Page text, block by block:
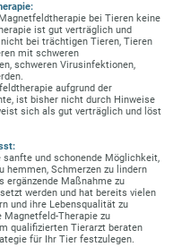
bei Tieren keine
ist gut verträglich und
bei trächtigen Tieren, Tieren
mit schweren
schweren Virusinfektionen,
aufgrund der
ist bisher nicht durch Hinweise
sich als gut verträglich und löst
und schonende Möglichkeit,
hemmen, Schmerzen zu lindern
ergänzende Maßnahme zu
werden und hat bereits vielen
und ihre Lebensqualität zu
Magnetfeld-Therapie zu
qualifizierten Tierarzt beraten
für Ihr Tier festzulegen.